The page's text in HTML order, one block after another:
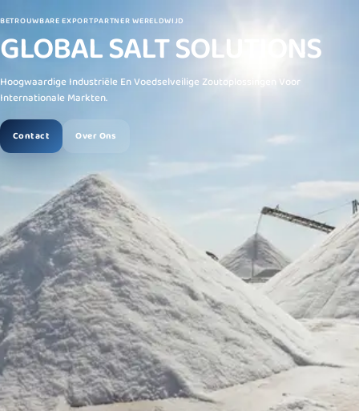
BETROUWBARE EXPORTPARTNER WERELDWIJD
GLOBAL SALT SOLUTIONS
Hoogwaardige Industriële En Voedselveilige Zoutoplossingen Voor
Internationale Markten.
Contact Over Ons